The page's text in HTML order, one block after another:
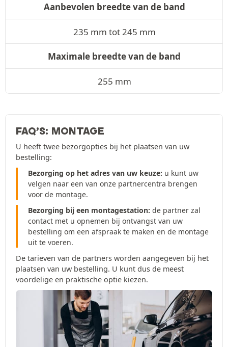
Aanbevolen breedte van de band
235 mm tot 245 mm
Maximale breedte van de band
255 mm
FAQ’S: MONTAGE
U heeft twee bezorgopties bij het plaatsen van uw
bestelling:
Bezorging op het adres van uw keuze: u kunt uw
velgen naar een van onze partnercentra brengen
voor de montage.
Bezorging bij een montagestation: de partner zal
contact met u opnemen bij ontvangst van uw
bestelling om een afspraak te maken en de montage
uit te voeren.
De tarieven van de partners worden aangegeven bij het
plaatsen van uw bestelling. U kunt dus de meest
voordelige en praktische optie kiezen.